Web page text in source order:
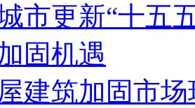
市更新“十五
固机遇
建筑加固市